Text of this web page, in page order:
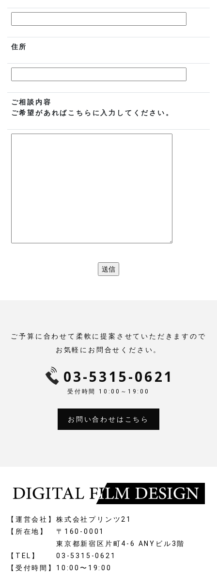
住所
ご相談内容
ご希望があればこちらに入力してください。
ご予算に合わせて柔軟に提案させていただきますので
お気軽にお問合せください。
03-5315-0621
受付時間 10:00～19:00
お問い合わせはこちら
【運営会社】 株式会社プリンツ21
【所在地】
〒160-0001
東京都新宿区片町4-6 ANYビル3階
【TEL】
03-5315-0621
【受付時間】 10:00〜19:00